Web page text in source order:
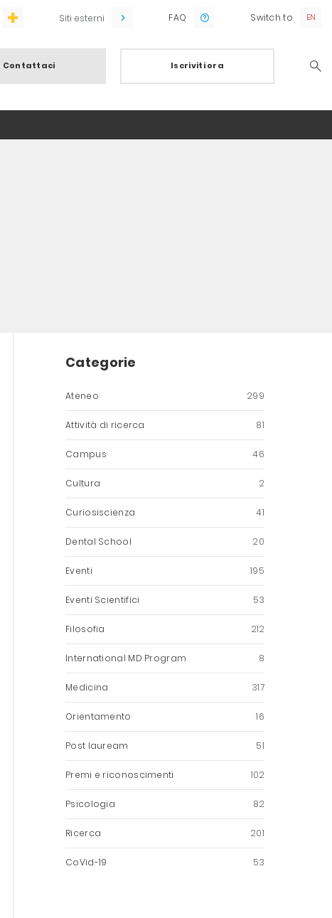
Siti esterni FAQ Switch to
Contattaci Iscriviti ora
Categorie
Ateneo 299
Attività di ricerca 81
Campus 46
Cultura 2
Curiosiscienza 41
Dental School 20
Eventi 195
Eventi Scientifici 53
Filosofia 212
International MD Program 8
Medicina 317
Orientamento 16
Post lauream 51
Premi e riconoscimenti 102
Psicologia 82
Ricerca 201
CoVid-19 53